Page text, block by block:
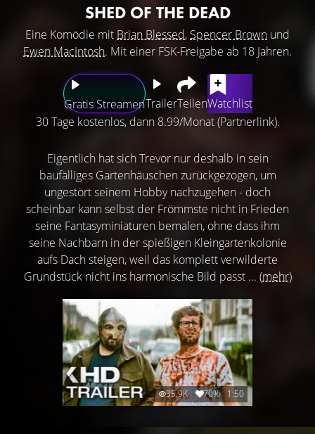
SHED OF THE DEAD
Eine Komödie mit Brian Blessed, Spencer Brown und
Ewen MacIntosh. Mit einer FSK-Freigabe ab 18 Jahren.
Gratis StreamenTrailerTeilenWatchlist
30 Tage kostenlos, dann 8.99/Monat (Partnerlink).
Eigentlich hat sich Trevor nur deshalb in sein
baufälliges Gartenhäuschen zurückgezogen, um
ungestört seinem Hobby nachzugehen - doch
scheinbar kann selbst der Frömmste nicht in Frieden
seine Fantasyminiaturen bemalen, ohne dass ihm
seine Nachbarn in der spießigen Kleingartenkolonie
aufs Dach steigen, weil das komplett verwilderte
Grundstück nicht ins harmonische Bild passt ... (mehr)
35.9K 70% 1:50